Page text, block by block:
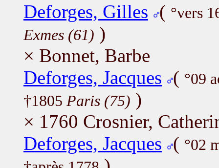
Deforges, Gilles ( °vers
Exmes (61) )
× Bonnet, Barbe
Deforges, Jacques ( °09
†1805 Paris (75) )
× 1760 Crosnier,
Deforges, Jacques ( °02